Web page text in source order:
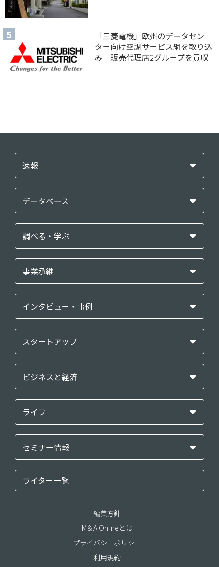
「三菱電機」欧州のデータセン
ター向け空調サービス網を取り込
み 販売代理店2グループを買収
速報
データベース
調べる・学ぶ
事業承継
インタビュー・事例
スタートアップ
ビジネスと経済
ライフ
セミナー情報
ライター一覧
編集方針
M＆A Onlineとは
プライバシーポリシー
利用規約